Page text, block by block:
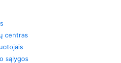
centras
sąlygos